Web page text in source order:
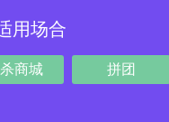
用场合
商城 拼团